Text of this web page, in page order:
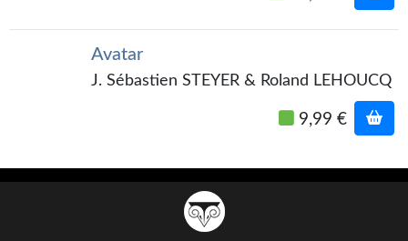
Quarante-Deux
Étoiles vives
Avatar
J. Sébastien STEYER & Roland LEHOUCQ
9,99 €